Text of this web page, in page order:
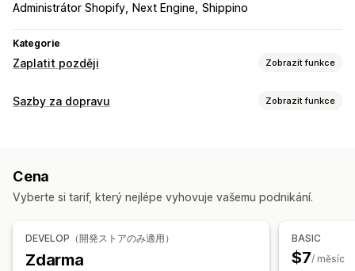
Administrátor Shopify Next Engine Shippino
Kategorie
Zaplatit později Zobrazit funkce
Správa dobírek
Vlastní zprávy
Konverze a upselling
Sazby za dopravu Zobrazit funkce
Cena
Vyberte si tarif, který nejlépe vyhovuje vašemu podnikání.
DEVELOP（開発ストアのみ適用）
Zdarma
BASIC
$7/ měsíc